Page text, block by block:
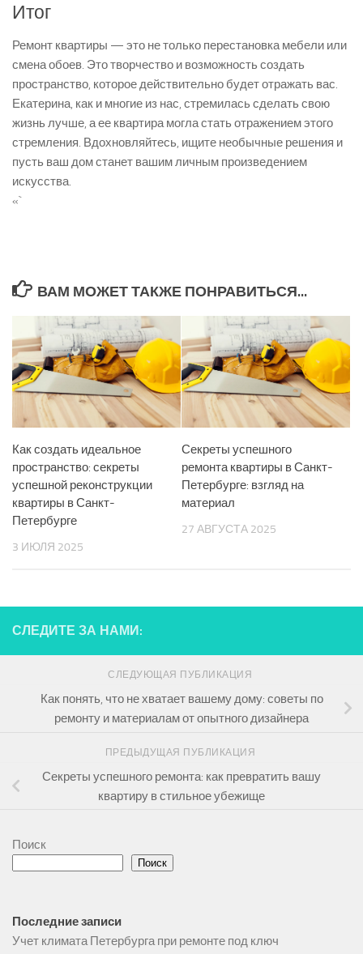
Итог
Ремонт квартиры — это не только перестановка мебели или
смена обоев. Это творчество и возможность создать
пространство, которое действительно будет отражать вас.
Екатерина, как и многие из нас, стремилась сделать свою
жизнь лучше, а ее квартира могла стать отражением этого
стремления. Вдохновляйтесь, ищите необычные решения и
пусть ваш дом станет вашим личным произведением
искусства.
«`
ВАМ МОЖЕТ ТАКЖЕ ПОНРАВИТЬСЯ...
Как создать идеальное
пространство: секреты
успешной реконструкции
квартиры в Санкт-
Петербурге
3 ИЮЛЯ 2025
Секреты успешного
ремонта квартиры в Санкт-
Петербурге: взгляд на
материал
27 АВГУСТА 2025
СЛЕДИТЕ ЗА НАМИ:
СЛЕДУЮЩАЯ ПУБЛИКАЦИЯ
Как понять, что не хватает вашему дому: советы по
ремонту и материалам от опытного дизайнера
ПРЕДЫДУЩАЯ ПУБЛИКАЦИЯ
Секреты успешного ремонта: как превратить вашу
квартиру в стильное убежище
Поиск
Поиск
Последние записи
Учет климата Петербурга при ремонте под ключ